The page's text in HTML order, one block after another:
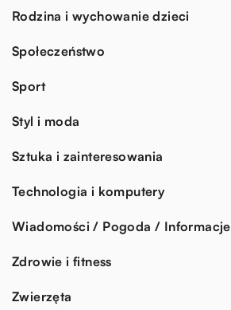
Rodzina i wychowanie dzieci
Społeczeństwo
Sport
Styl i moda
Sztuka i zainteresowania
Technologia i komputery
Wiadomości / Pogoda / Informacje
Zdrowie i fitness
Zwierzęta